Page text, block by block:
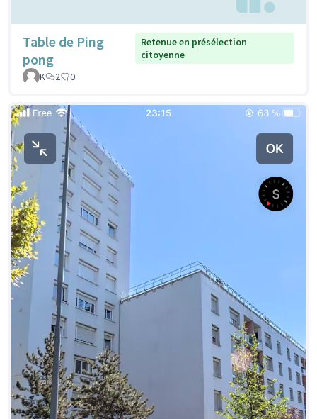
Table de Ping
pong
Retenue en présélection
citoyenne
K
2 0